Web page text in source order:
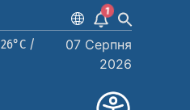
1
26°C /
07 Серпня
2026